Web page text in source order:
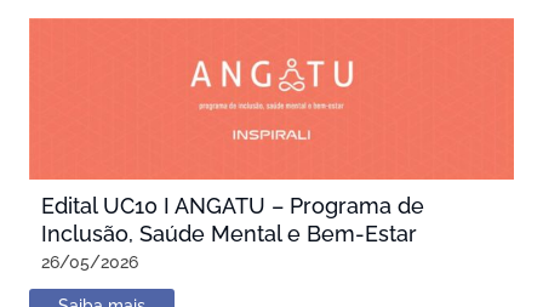
Edital UC10 I ANGATU – Programa de
Inclusão, Saúde Mental e Bem-Estar
26/05/2026